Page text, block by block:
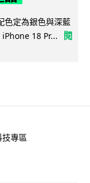
定為銀色與深藍
18 Pr...
閱
專區